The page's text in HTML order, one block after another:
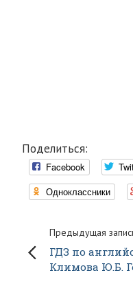
Поделиться:
Facebook
Одноклассники
Предыдущая
ГДЗ по
Климова Ю.Б.